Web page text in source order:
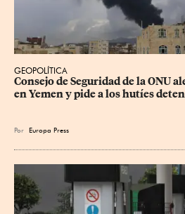
GEOPOLÍTICA
Consejo de Seguridad de la ONU
en Yemen y pide a los hutíes
Por Europa Press